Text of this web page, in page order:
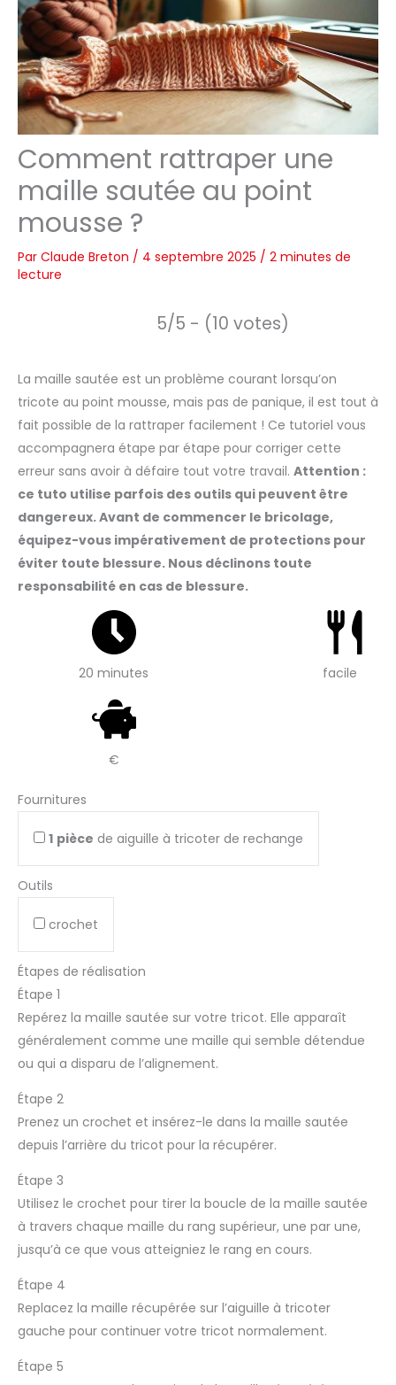
Comment rattraper une
maille sautée au point
mousse ?
Par Claude Breton / 4 septembre 2025 / 2 minutes de
lecture
5/5 - (10 votes)
La maille sautée est un problème courant lorsqu’on
tricote au point mousse, mais pas de panique, il est tout à
fait possible de la rattraper facilement ! Ce tutoriel vous
accompagnera étape par étape pour corriger cette
erreur sans avoir à défaire tout votre travail. Attention :
ce tuto utilise parfois des outils qui peuvent être
dangereux. Avant de commencer le bricolage,
équipez-vous impérativement de protections pour
éviter toute blessure. Nous déclinons toute
responsabilité en cas de blessure.
20 minutes facile
€
Fournitures
1 pièce de aiguille à tricoter de rechange
Outils
crochet
Étapes de réalisation
Étape 1
Repérez la maille sautée sur votre tricot. Elle apparaît
généralement comme une maille qui semble détendue
ou qui a disparu de l’alignement.
Étape 2
Prenez un crochet et insérez-le dans la maille sautée
depuis l’arrière du tricot pour la récupérer.
Étape 3
Utilisez le crochet pour tirer la boucle de la maille sautée
à travers chaque maille du rang supérieur, une par une,
jusqu’à ce que vous atteigniez le rang en cours.
Étape 4
Replacez la maille récupérée sur l’aiguille à tricoter
gauche pour continuer votre tricot normalement.
Étape 5